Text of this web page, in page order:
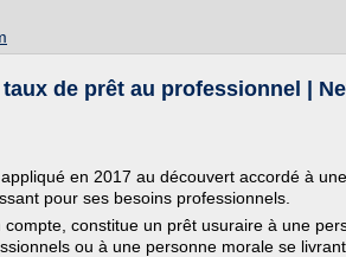
de prêt au professionnel |
en 2017 au découvert accordé à
pour ses besoins professionnels.
compte, constitue un prêt usuraire à une
ou à une personne morale se